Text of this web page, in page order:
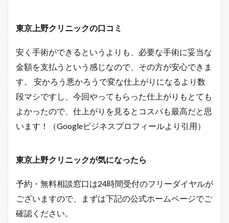
東京上野クリニックの口コミ
安く手術ができるというよりも、必要な手術に妥当な
金額を支払うという感じなので、その方が安心できま
す。 安かろう悪かろうで変な仕上がりになるより数
段マシですし、今回やってもらった仕上がりもとても
よかったので、仕上がりを見るとコスパも最高だと思
います！（Googleビジネスプロフィールより引用）
東京上野クリニックが気になったら
予約・無料相談窓口は24時間受付のフリーダイヤルが
ございますので、まずは下記の公式ホームページでご
確認ください。